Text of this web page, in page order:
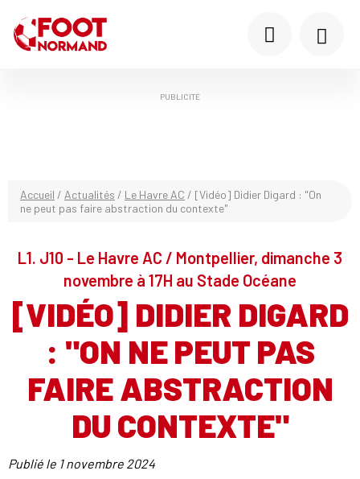
PUBLICITÉ
Accueil / Actualités / Le Havre AC / [Vidéo] Didier Digard : "On
ne peut pas faire abstraction du contexte"
L1. J10 - Le Havre AC / Montpellier, dimanche 3
novembre à 17H au Stade Océane
[VIDÉO] DIDIER DIGARD
: "ON NE PEUT PAS
FAIRE ABSTRACTION
DU CONTEXTE"
Publié le 1 novembre 2024